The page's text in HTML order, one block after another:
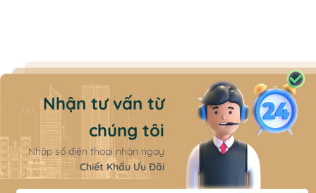
Nhận tư vấn từ
chúng tôi
Nhập số điện thoại nhận ngay
Chiết Khấu Ưu Đãi